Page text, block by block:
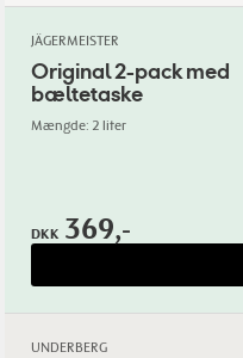
JÄGERMEISTER
Original 2-pack med
bæltetaske
Mængde: 2 liter
DKK 369,-
UNDERBERG